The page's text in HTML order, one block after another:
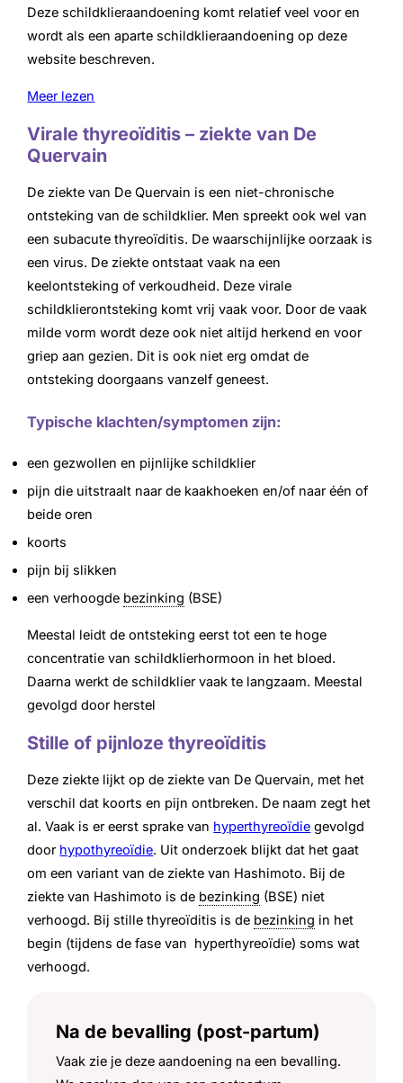
Deze schildklieraandoening komt relatief veel voor en
wordt als een aparte schildklieraandoening op deze
website beschreven.
Meer lezen
Virale thyreoïditis – ziekte van De
Quervain
De ziekte van De Quervain is een niet-chronische
ontsteking van de schildklier. Men spreekt ook wel van
een subacute thyreoïditis. De waarschijnlijke oorzaak is
een virus. De ziekte ontstaat vaak na een
keelontsteking of verkoudheid. Deze virale
schildklierontsteking komt vrij vaak voor. Door de vaak
milde vorm wordt deze ook niet altijd herkend en voor
griep aan gezien. Dit is ook niet erg omdat de
ontsteking doorgaans vanzelf geneest.
Typische klachten/symptomen zijn:
een gezwollen en pijnlijke schildklier
pijn die uitstraalt naar de kaakhoeken en/of naar één of
beide oren
koorts
pijn bij slikken
een verhoogde bezinking (BSE)
Meestal leidt de ontsteking eerst tot een te hoge
concentratie van schildklierhormoon in het bloed.
Daarna werkt de schildklier vaak te langzaam. Meestal
gevolgd door herstel
Stille of pijnloze thyreoïditis
Deze ziekte lijkt op de ziekte van De Quervain, met het
verschil dat koorts en pijn ontbreken. De naam zegt het
al. Vaak is er eerst sprake van hyperthyreoïdie gevolgd
door hypothyreoïdie. Uit onderzoek blijkt dat het gaat
om een variant van de ziekte van Hashimoto. Bij de
ziekte van Hashimoto is de bezinking (BSE) niet
verhoogd. Bij stille thyreoïditis is de bezinking in het
begin (tijdens de fase van hyperthyreoïdie) soms wat
verhoogd.
Na de bevalling (post-partum)
Vaak zie je deze aandoening na een bevalling.